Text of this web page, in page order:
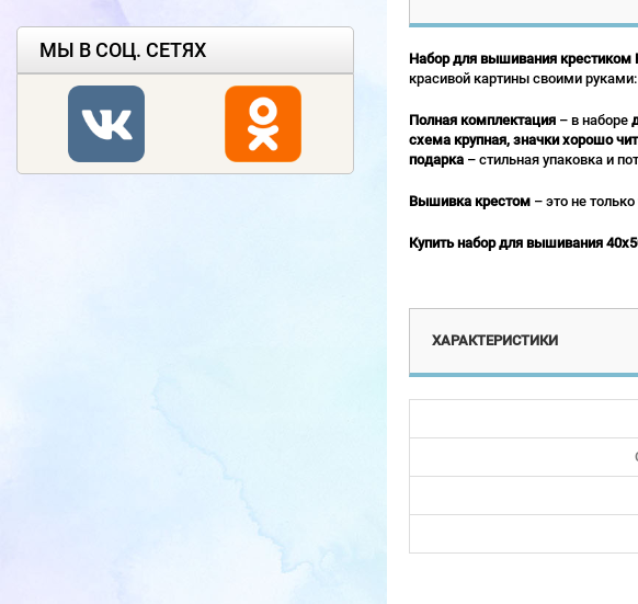
МЫ В СОЦ. СЕТЯХ Набор для вышивания крестиком
красивой картины своими руками:
Полная комплектация– в наборе
схема крупная, значки хорошо
подарка– стильная упаковка и
Вышивка крестом– это не только
Купить набор для вышивания
ХАРАКТЕРИСТИКИ